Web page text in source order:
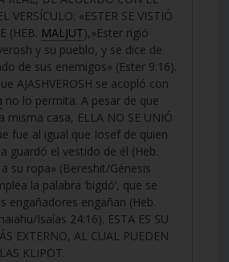
VERSÍCULO: «ESTER SE VISTIÓ
(HEB. MALJUT),»Ester rigió
y su pueblo, y se dice de
de sus enemigos» (Ester 9:16).
AJASHVEROSH se acopló con
no lo permita. A pesar de que
misma casa, ELLA NO SE UNIÓ
fue al igual que Iosef de quien
guardó el vestido de él (Heb.
su ropa» (Bereshit/Génesis
la palabra ‘bigdó’, que se
engañadores engañan (Heb.
Isaías 24:16). ESTA ES SU
EXTERNO, AL CUAL PUEDEN
KLIPOT.